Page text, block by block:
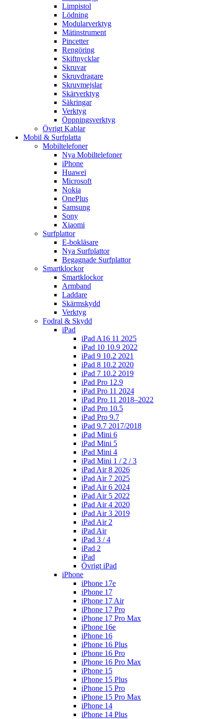
Limpistol
Lödning
Modularverktyg
Mätinstrument
Pincetter
Rengöring
Skiftnycklar
Skruvar
Skruvdragare
Skruvmejslar
Skärverktyg
Säkringar
Verktyg
Öppningsverktyg
Övrigt Kablar
Mobil & Surfplatta
Mobiltelefoner
Nya Mobiltelefoner
iPhone
Huawei
Microsoft
Nokia
OnePlus
Samsung
Sony
Xiaomi
Surfplattor
E-bokläsare
Nya Surfplattor
Begagnade Surfplattor
Smartklockor
Smartklockor
Armband
Laddare
Skärmskydd
Verktyg
Fodral & Skydd
iPad
iPad A16 11 2025
iPad 10 10.9 2022
iPad 9 10.2 2021
iPad 8 10.2 2020
iPad 7 10.2 2019
iPad Pro 12.9
iPad Pro 11 2024
iPad Pro 11 2018–2022
iPad Pro 10.5
iPad Pro 9.7
iPad 9.7 2017/2018
iPad Mini 6
iPad Mini 5
iPad Mini 4
iPad Mini 1 / 2 / 3
iPad Air 8 2026
iPad Air 7 2025
iPad Air 6 2024
iPad Air 5 2022
iPad Air 4 2020
iPad Air 3 2019
iPad Air 2
iPad Air
iPad 3 / 4
iPad 2
iPad
Övrigt iPad
iPhone
iPhone 17e
iPhone 17
iPhone 17 Air
iPhone 17 Pro
iPhone 17 Pro Max
iPhone 16e
iPhone 16
iPhone 16 Plus
iPhone 16 Pro
iPhone 16 Pro Max
iPhone 15
iPhone 15 Plus
iPhone 15 Pro
iPhone 15 Pro Max
iPhone 14
iPhone 14 Plus